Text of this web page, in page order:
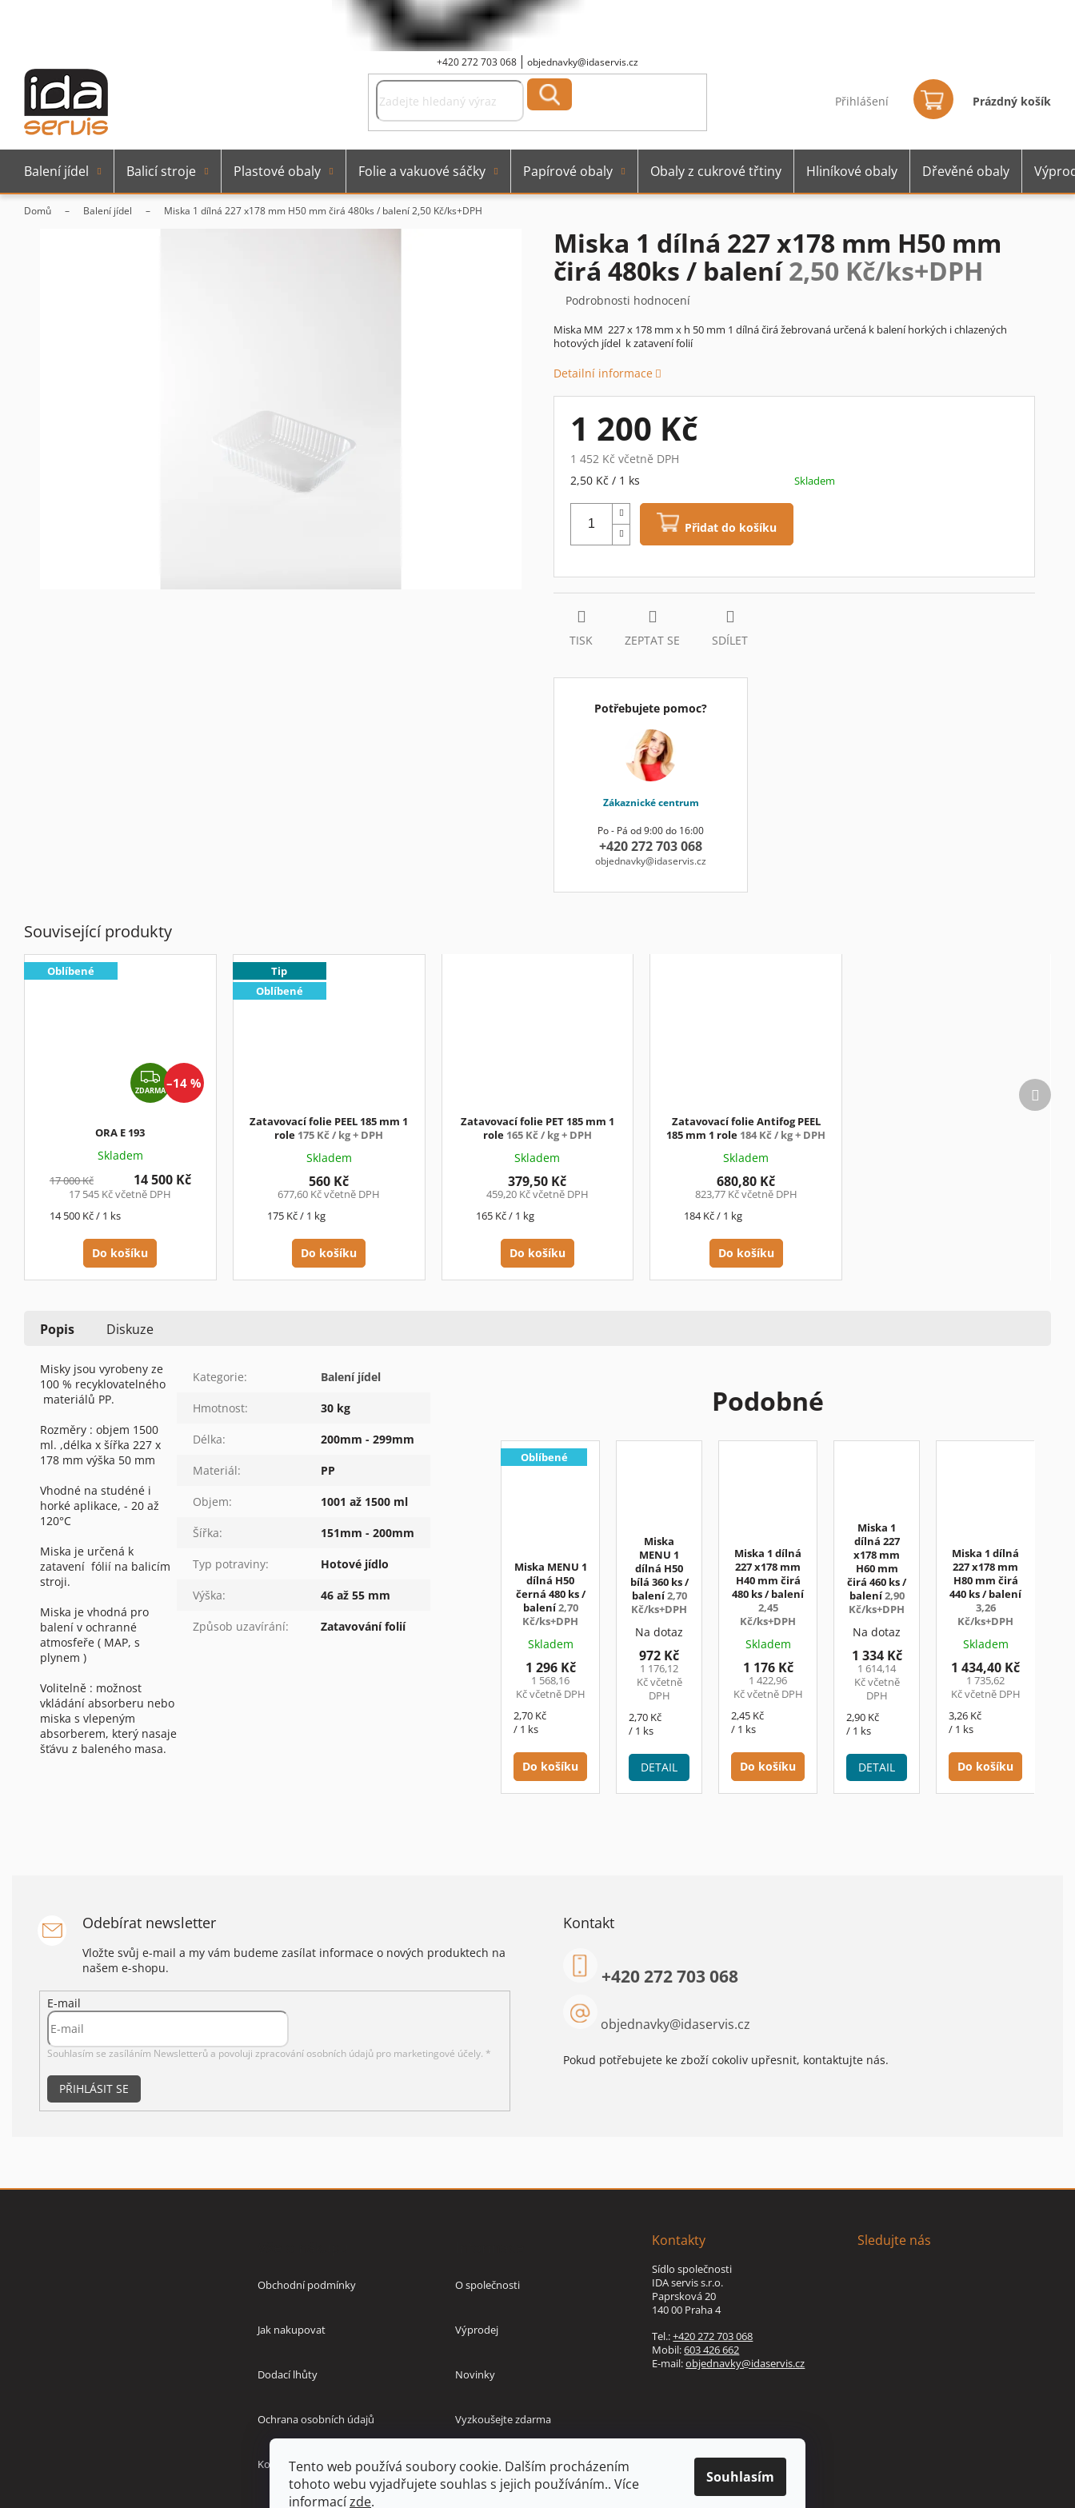
Tento web používá soubory cookie. Dalším procházením
tohoto webu vyjadřujete souhlas s jejich používáním.. Více
informacízde.
Souhlasím
+420 272 703 068 objednavky@idaservis.cz
Přihlášení
košík
Prázdný košík
Balení jídel Balicí stroje Plastové obaly Folie a vakuové sáčky Papírové obaly Obaly z cukrové třtiny Hliníkové obaly Dřevěné obaly
Domů Balení jídel Miska 1 dílná 227 x178 mm H50 mm čirá 480ks / balení2,50 Kč/ks+DPH
Miska 1 dílná 227 x178 mm H50 mm
čirá 480ks / balení2,50 Kč/ks+DPH
Průměrné
produktu
je
z
Podrobnosti hodnocení
Miska MM 227 x 178 mm x h 50 mm 1 dílná čirá žebrovaná určená k balení horkých i chlazených
hotových jídel k zatavení folií
Detailní informace
1 200 Kč
1 452 Kč včetně DPH
Měrná
2,50 Kč / 1 ks Skladem
Přidat do košíku
TISK ZEPTAT SE SDÍLET
Potřebujete pomoc?
Zákaznické centrum
Po - Pá od 9:00 do 16:00
+420 272 703 068
objednavky@idaservis.cz
Související produkty
Oblíbené
Z
D
A
ZDARMA–14 %
ORA E 193
Skladem
17 000 Kč
17 545 Kč včetně DPH
14 500 Kč
Měrná
14 500 Kč / 1 ks
Do košíku
Tip
Oblíbené
Zatavovací folie PEEL 185 mm 1
role 175 Kč / kg + DPH
Skladem
677,60 Kč včetně DPH
560 Kč
Měrná
175 Kč / 1 kg
Do košíku
Zatavovací folie PET 185 mm 1
role 165 Kč / kg + DPH
Skladem
459,20 Kč včetně DPH
379,50 Kč
Měrná
165 Kč / 1 kg
Do košíku
Zatavovací folie Antifog PEEL
185 mm 1 role 184 Kč / kg + DPH
Skladem
823,77 Kč včetně DPH
680,80 Kč
Měrná
184 Kč / 1 kg
Do košíku
Další
Popis Diskuze
Misky jsou vyrobeny ze
100 % recyklovatelného
materiálů PP.
Rozměry : objem 1500
ml. ,délka x šířka 227 x
178 mm výška 50 mm
Vhodné na studéné i
horké aplikace, - 20 až
120°C
Miska je určená k
zatavení fólií na balicím
stroji.
Miska je vhodná pro
balení v ochranné
atmosfeře ( MAP, s
plynem )
Volitelně : možnost
vkládání absorberu nebo
miska s vlepeným
absorberem, který nasaje
šťávu z baleného masa.
Kategorie: Balení jídel
Hmotnost: 30 kg
Délka: 200mm - 299mm
Materiál: PP
Objem: 1001 až 1500 ml
Šířka: 151mm - 200mm
Typ potraviny: Hotové jídlo
Výška: 46 až 55 mm
Způsob uzavírání: Zatavování folií
Podobné
Oblíbené
Miska MENU 1
dílná H50
černá 480 ks /
balení2,70
Kč/ks+DPH
Skladem
1 568,16
Kč včetně DPH
1 296 Kč
Měrná
cena:
2,70 Kč
/ 1 ks
Do košíku
Miska
MENU 1
dílná H50
bílá 360 ks /
balení2,70
Kč/ks+DPH
Na dotaz
1 176,12
Kč včetně
DPH
972 Kč
Měrná
cena:
2,70 Kč
/ 1 ks
DETAIL
Miska 1 dílná
227 x178 mm
H40 mm čirá
480 ks / balení
2,45
Kč/ks+DPH
Skladem
1 422,96
Kč včetně DPH
1 176 Kč
Měrná
cena:
2,45 Kč
/ 1 ks
Do košíku
Miska 1
dílná 227
x178 mm
H60 mm
čirá 460 ks /
balení2,90
Kč/ks+DPH
Na dotaz
1 614,14
Kč včetně
DPH
1 334 Kč
Měrná
cena:
2,90 Kč
/ 1 ks
DETAIL
Miska 1 dílná
227 x178 mm
H80 mm čirá
440 ks / balení
3,26
Kč/ks+DPH
Skladem
1 735,62
Kč včetně DPH
1 434,40 Kč
Měrná
cena:
3,26 Kč
/ 1 ks
Do košíku
Odebírat newsletter
Vložte svůj e-mail a my vám budeme zasílat informace o nových produktech na
našem e-shopu.
E-mail
Souhlasím se zasíláním Newsletterů a povoluji zpracování osobních údajů pro marketingové účely. *
PŘIHLÁSIT SE
Kontakt
objednavky@idaservis.cz
+420 272 703 068
Pokud potřebujete ke zboží cokoliv upřesnit, kontaktujte nás.
Obchodní podmínky
Jak nakupovat
Dodací lhůty
Ochrana osobních údajů
Kontakty
O společnosti
Výprodej
Novinky
Vyzkoušejte zdarma
Kontakty
Sídlo společnosti
IDA servis s.r.o.
Paprsková 20
140 00 Praha 4
Tel.:+420 272 703 068
Mobil:603 426 662
E-mail:objednavky@idaservis.cz
Sledujte nás